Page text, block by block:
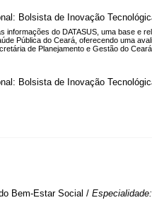
Bolsista de Inovação
informações do DATASUS, uma base e
Pública do Ceará, oferecendo uma
de Planejamento e Gestão do
Bolsista de Inovação
Bem-Estar Social / Especialidade: